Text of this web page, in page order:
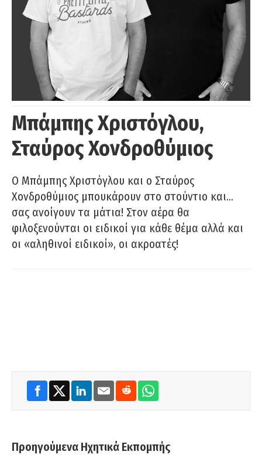
Μπάμπης Χριστόγλου,
Σταύρος Χονδροθύμιος
O Μπάμπης Χριστόγλου και ο Σταύρος
Χονδροθύμιος μπουκάρουν στο στούντιο και…
σας ανοίγουν τα μάτια! Στον αέρα θα
φιλοξενούνται οι ειδικοί για κάθε θέμα αλλά και
οι «αληθινοί ειδικοί», οι ακροατές!
Προηγούμενα Ηχητικά Εκπομπής